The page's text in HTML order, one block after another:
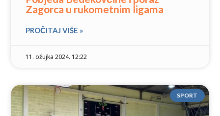
Zagorca u rukometnim ligama
PROČITAJ VIŠE »
11. ožujka 2024. 12:22
SPORT